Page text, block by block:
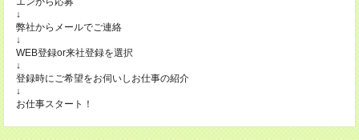
↓
弊社からメールでご連絡
↓
WEB登録or来社登録を選択
↓
登録時にご希望をお伺いしお仕事の紹介
↓
お仕事スタート！